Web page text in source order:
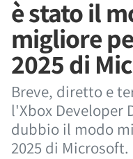
è stato il
migliore
2025 di
Breve, diretto e
l'Xbox Developer
dubbio il modo
2025 di Microsoft.